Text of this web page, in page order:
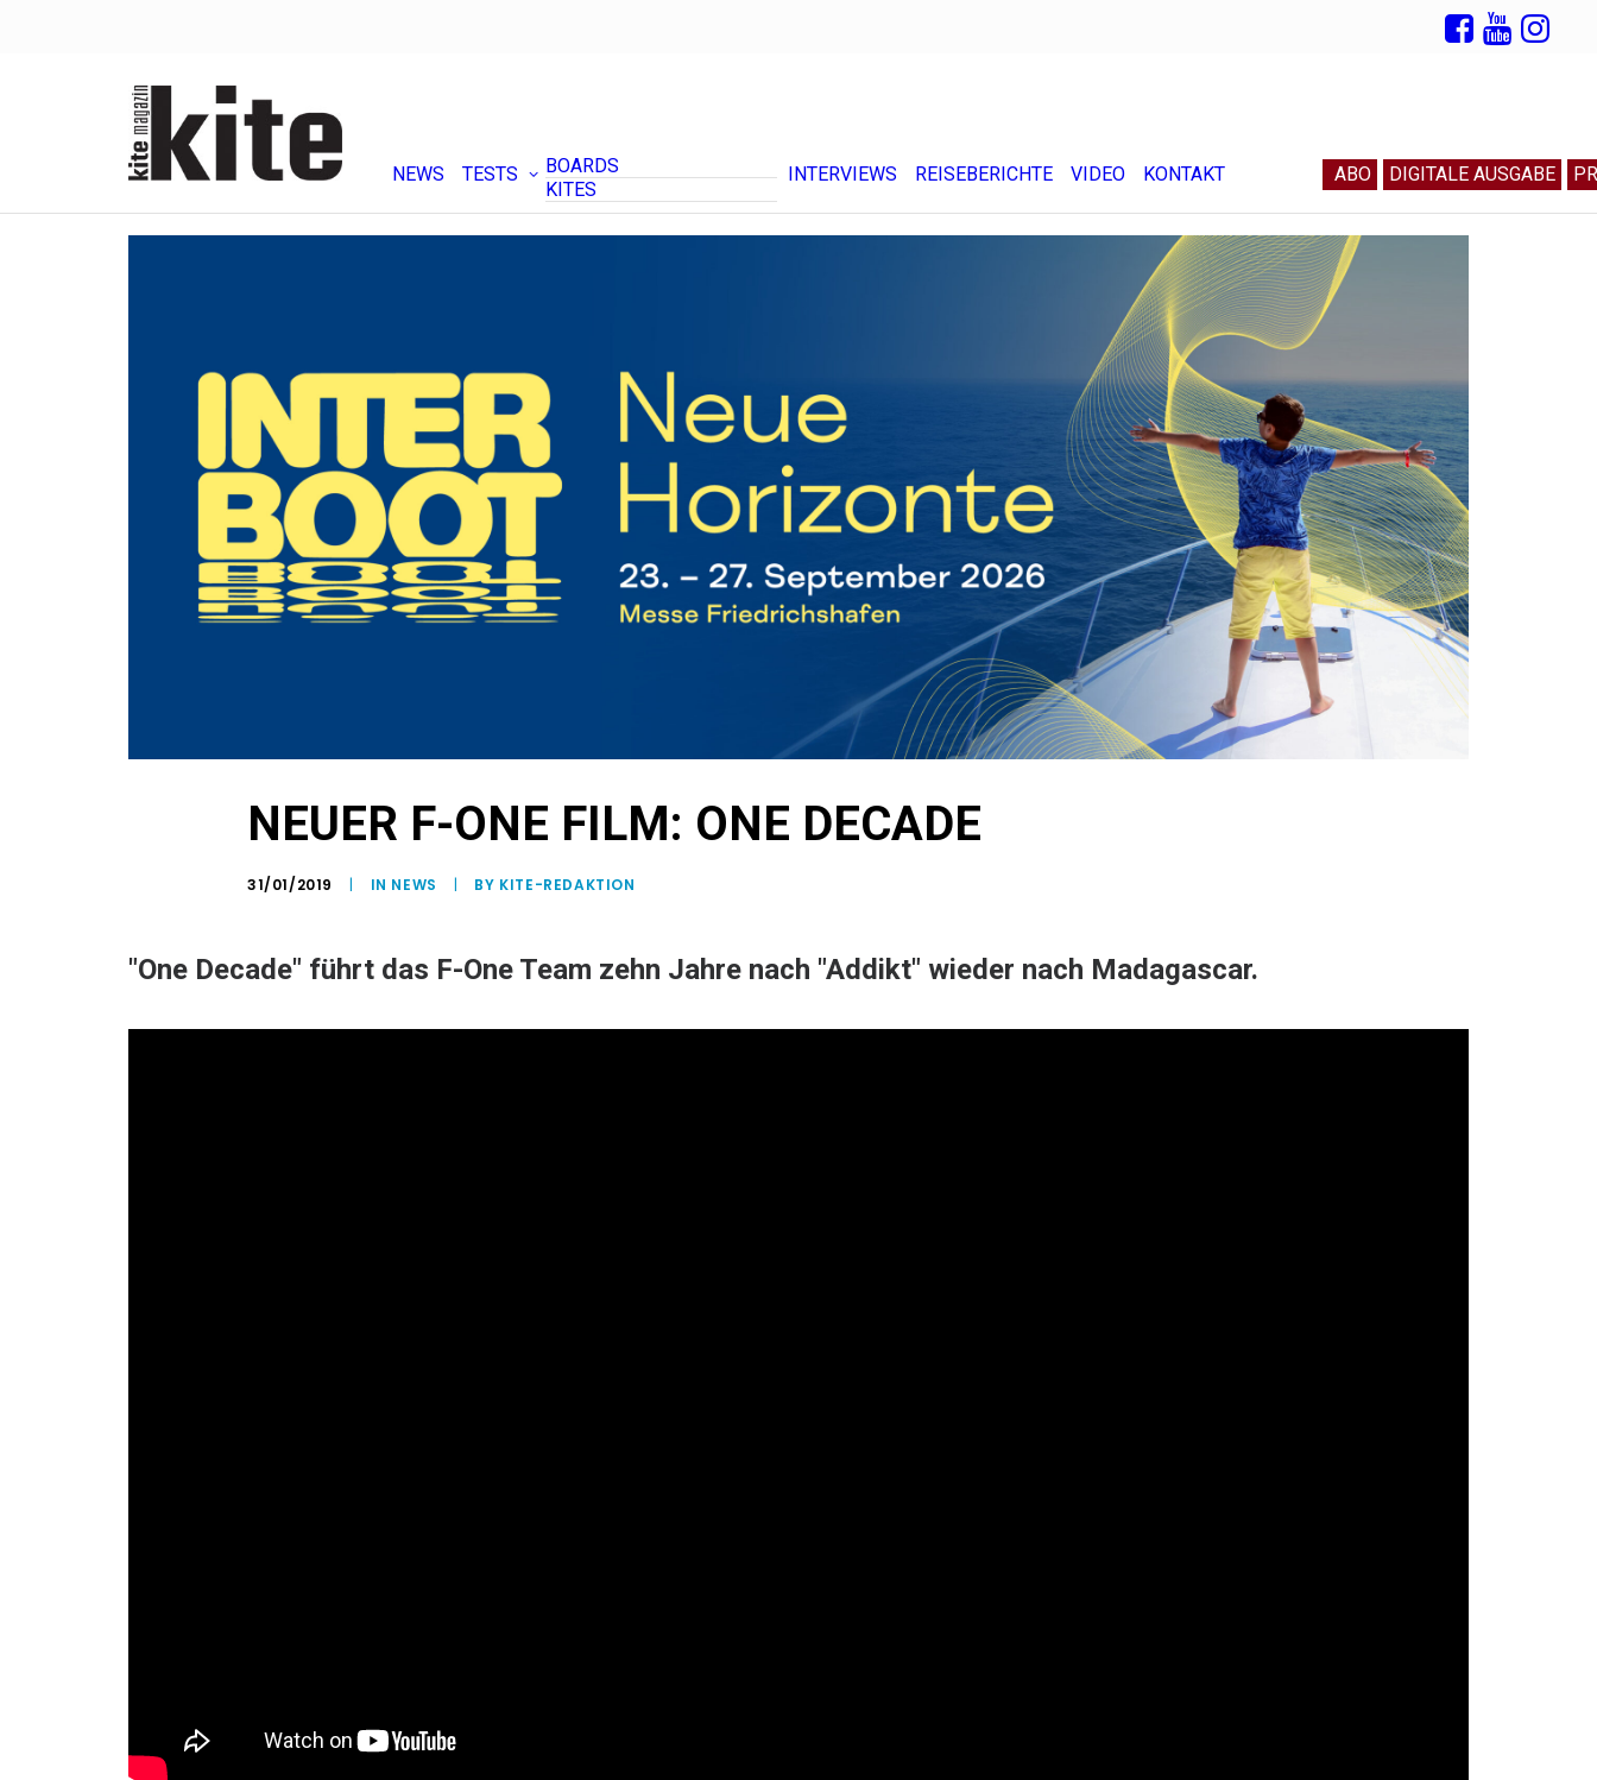
NEWS TESTS
BOARDS
KITES
INTERVIEWS REISEBERICHTE VIDEO KONTAKT ABO DIGITALE AUSGABE
NEUER F-ONE FILM: ONE DECADE
31/01/2019 | IN NEWS | BY KITE-REDAKTION
"One Decade" führt das F-One Team zehn Jahre nach "Addikt" wieder nach Madagascar.